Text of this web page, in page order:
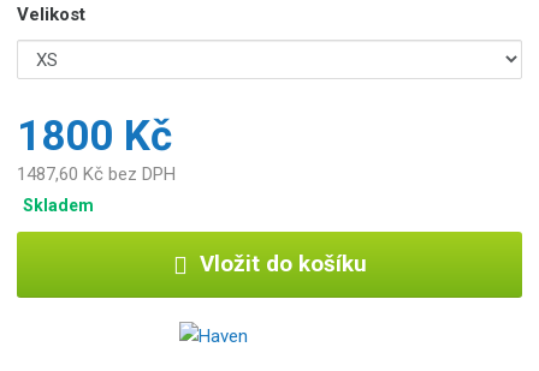
Velikost
1800 Kč
1487,60 Kč bez DPH
Skladem
Vložit do košíku